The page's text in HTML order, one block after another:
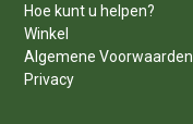
Hoe kunt u helpen?
Winkel
Algemene Voorwaarden
Privacy